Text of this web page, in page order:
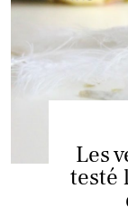
Les
testé